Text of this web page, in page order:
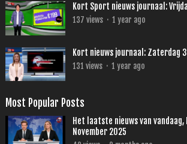
Kort Sport nieuws journaal:
137 views · 1 year ago
Kort nieuws journaal: Zaterdag
131 views · 1 year ago
Most Popular Posts
Het laatste nieuws van vandaag,
November 2025